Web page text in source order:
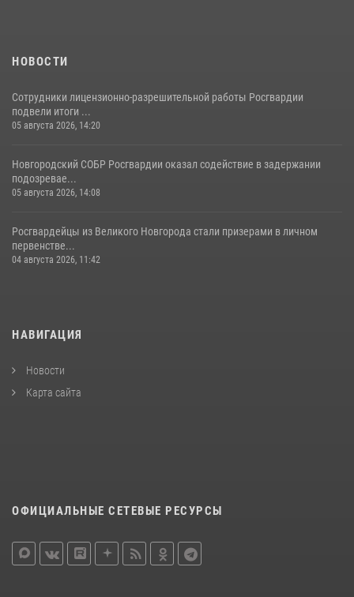
НОВОСТИ
Сотрудники лицензионно-разрешительной работы Росгвардии
подвели итоги ...
05 августа 2026, 14:20
Новгородский СОБР Росгвардии оказал содействие в задержании
подозревае...
05 августа 2026, 14:08
Росгвардейцы из Великого Новгорода стали призерами в личном
первенстве...
04 августа 2026, 11:42
НАВИГАЦИЯ
Новости
Карта сайта
ОФИЦИАЛЬНЫЕ СЕТЕВЫЕ РЕСУРСЫ